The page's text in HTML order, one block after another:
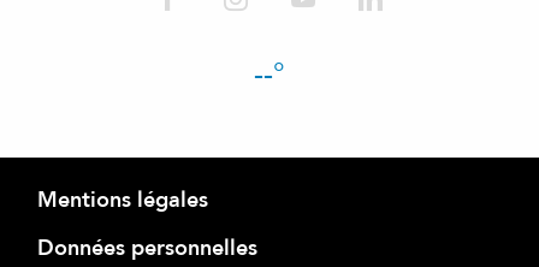
--°
Mentions légales
Données personnelles